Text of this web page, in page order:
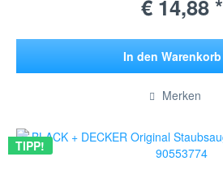
€ 14,88 *
In den Warenkorb
Hinzugefügt
Merken
TIPP!